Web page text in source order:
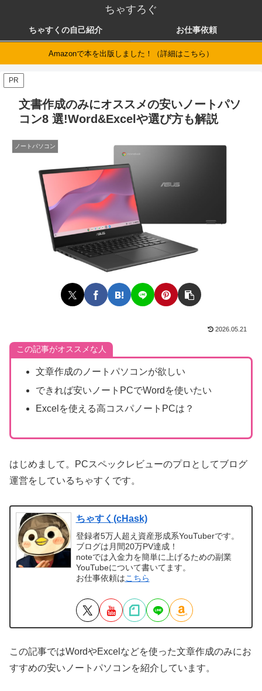
ちゃすろぐ
ちゃすくの自己紹介 お仕事依頼
Amazonで本を出版しました！（詳細はこちら）
PR
文書作成のみにオススメの安いノートパソ
コン8 選!Word&Excelや選び方も解説
ノートパソコン
2026.05.21
この記事がオススメな人
文章作成のノートパソコンが欲しい
できれば安いノートPCでWordを使いたい
Excelを使える高コスパノートPCは？
はじめまして。PCスペックレビューのプロとしてブログ
運営をしているちゃすくです。
ちゃすく(cHask)
登録者5万人超え資産形成系YouTuberです。
ブログは月間20万PV達成！
noteでは入金力を簡単に上げるための副業
YouTubeについて書いてます。
お仕事依頼はこちら
この記事ではWordやExcelなどを使った文章作成のみにお
すすめの安いノートパソコンを紹介しています。